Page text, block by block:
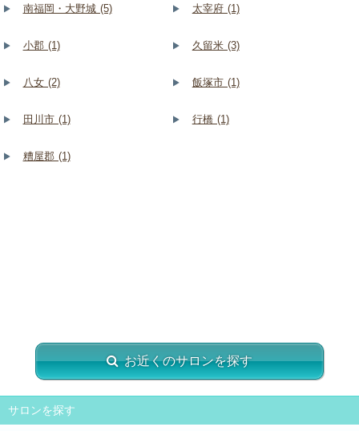
南福岡・大野城 (5) 太宰府 (1)
小郡 (1) 久留米 (3)
八女 (2) 飯塚市 (1)
田川市 (1) 行橋 (1)
糟屋郡 (1)
お近くのサロンを探す
サロンを探す